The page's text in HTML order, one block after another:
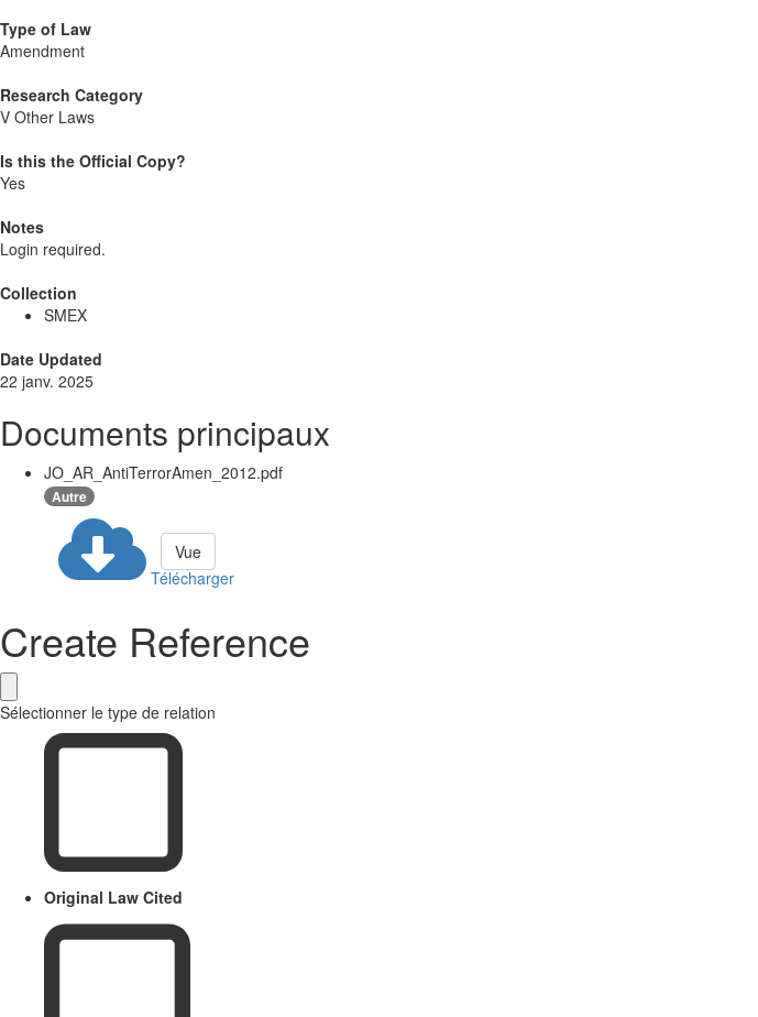
Type of Law
Amendment
Research Category
V Other Laws
Is this the Official Copy?
Yes
Notes
Login required.
Collection
SMEX
Date Updated
22 janv. 2025
Documents principaux
JO_AR_AntiTerrorAmen_2012.pdf
Autre
Télécharger
Vue
Create Reference
Sélectionner le type de relation
Original Law Cited